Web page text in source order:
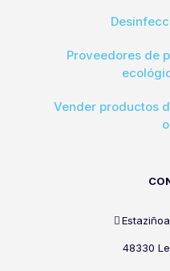
Proveedores de
Vender productos
48330